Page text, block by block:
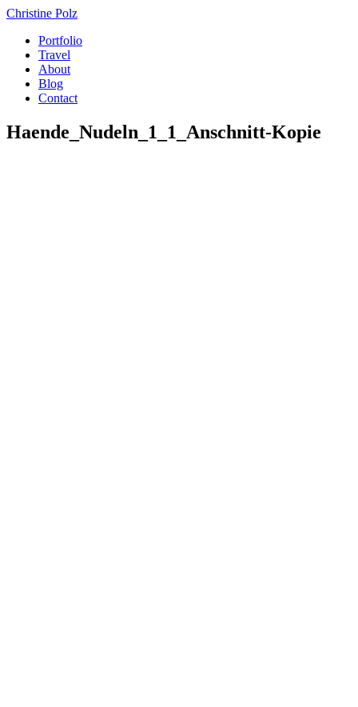
Christine Polz
Portfolio
Travel
About
Blog
Contact
Haende_Nudeln_1_1_Anschnitt-Kopie